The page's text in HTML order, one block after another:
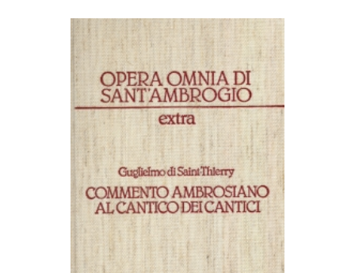
AGGIUNGI AL CARRELLO